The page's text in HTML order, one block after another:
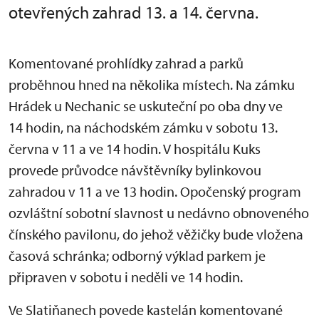
otevřených zahrad 13. a 14. června.
Komentované prohlídky zahrad a parků
proběhnou hned na několika místech. Na zámku
Hrádek u Nechanic se uskuteční po oba dny ve
14 hodin, na náchodském zámku v sobotu 13.
června v 11 a ve 14 hodin. V hospitálu Kuks
provede průvodce návštěvníky bylinkovou
zahradou v 11 a ve 13 hodin. Opočenský program
ozvláštní sobotní slavnost u nedávno obnoveného
čínského pavilonu, do jehož věžičky bude vložena
časová schránka; odborný výklad parkem je
připraven v sobotu i neděli ve 14 hodin.
Ve Slatiňanech povede kastelán komentované